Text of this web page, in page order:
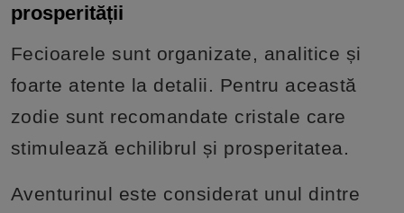
prosperității
Fecioarele sunt organizate, analitice și
foarte atente la detalii. Pentru această
zodie sunt recomandate cristale care
stimulează echilibrul și prosperitatea.
Aventurinul este considerat unul dintre